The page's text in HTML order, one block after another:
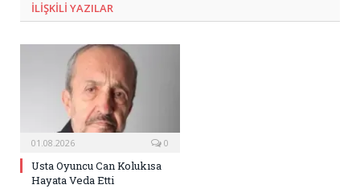
ILIŞKILI YAZILAR
01.08.2026 0
Usta Oyuncu Can Kolukısa
Hayata Veda Etti